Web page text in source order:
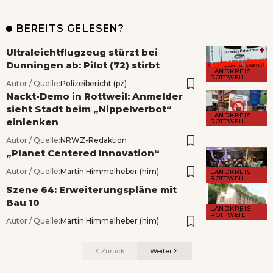
BEREITS GELESEN?
LANDKREIS
ROTTWEIL
Ultraleichtflugzeug stürzt bei
Dunningen ab: Pilot (72) stirbt
Autor / Quelle:Polizeibericht (pz)
LANDKREIS
ROTTWEIL
Nackt-Demo in Rottweil: Anmelder
sieht Stadt beim „Nippelverbot“
einlenken
Autor / Quelle:NRWZ-Redaktion
LANDKREIS
ROTTWEIL
„Planet Centered Innovation“
Autor / Quelle:Martin Himmelheber (him)
LANDKREIS
ROTTWEIL
Szene 64: Erweiterungspläne mit
Bau 10
Autor / Quelle:Martin Himmelheber (him)
Zurück Weiter